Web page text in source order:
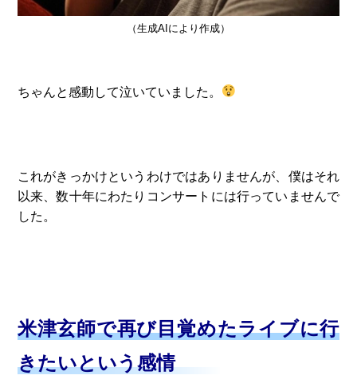
（生成AIにより作成）
ちゃんと感動して泣いていました。
これがきっかけというわけではありませんが、僕はそれ
以来、数十年にわたりコンサートには行っていませんで
した。
米津玄師で再び目覚めたライブに行
きたいという感情